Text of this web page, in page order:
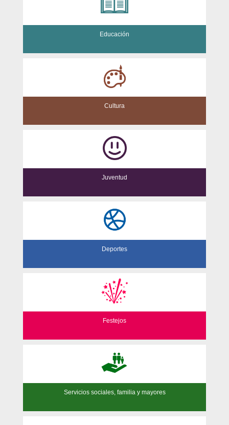
Educación
Cultura
Juventud
Deportes
Festejos
Servicios sociales, familia y mayores